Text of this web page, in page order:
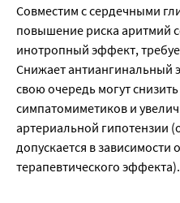
Совместим с сердечными
повышение риска аритмий
инотропный эффект,
Снижает антиангинальный
свою очередь могут
симпатомиметиков и
артериальной гипотензии
допускается в
терапевтического эффекта).